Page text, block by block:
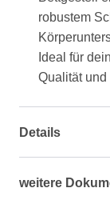
robustem
Ideal für
Qualität
Details
weitere